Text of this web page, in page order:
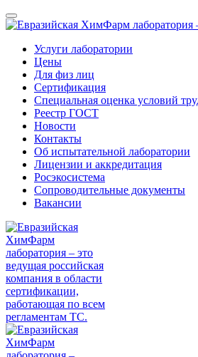
Услуги лаборатории
Цены
Для физ лиц
Сертификация
Специальная оценка условий
Реестр ГОСТ
Новости
Контакты
Об испытательной лаборатории
Лицензии и аккредитация
Росэкосистема
Сопроводительные документы
Вакансии